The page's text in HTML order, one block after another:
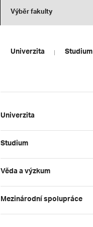
Výběr fakulty
Univerzita Studium
Univerzita
Studium
Věda a výzkum
Mezinárodní spolupráce